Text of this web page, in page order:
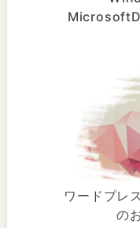
ワードプレ
の